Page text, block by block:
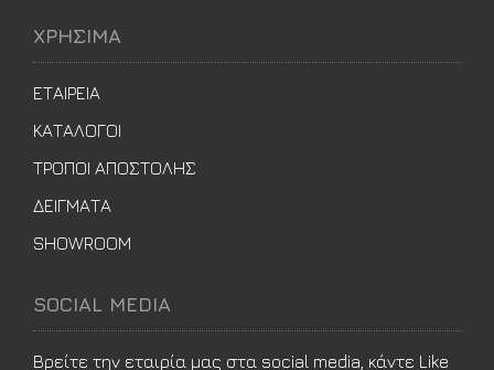
ΧΡΗΣΙΜΑ
ΕΤΑΙΡΕΙΑ
ΚΑΤΑΛΟΓΟΙ
ΤΡΟΠΟΙ ΑΠΟΣΤΟΛΗΣ
ΔΕΙΓΜΑΤΑ
SHOWROOM
SOCIAL MEDIA
Βρείτε την εταιρία μας στα social media, κάντε Like